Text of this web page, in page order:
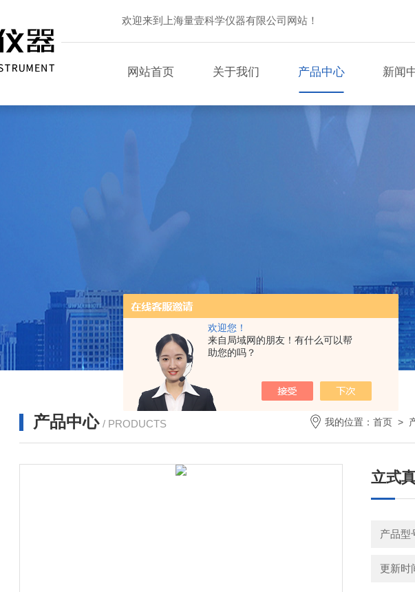
欢迎您！
来自局域网的朋友！有什么可以帮
助您的吗？
欢迎来到上海量壹科学仪器有限公司网站！
网站首页 关于我们 产品中心 新闻
产品中心 / PRODUCTS 我的位置： 首页 >
立式
产品型
更新时